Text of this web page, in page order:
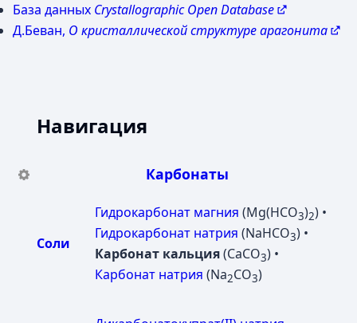
База данных Crystallographic Open Database
Д.Беван, О кристаллической структуре арагонита
Навигация
Карбонаты
Соли
Гидрокарбонат магния (Mg(HCO3)2) •
Гидрокарбонат натрия (NaHCO3) •
Карбонат кальция(CaCO3) •
Карбонат натрия (Na2CO3)